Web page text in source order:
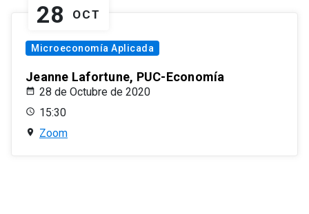
28 OCT
Microeconomía Aplicada
Jeanne Lafortune, PUC-Economía
28 de Octubre de 2020
15:30
Zoom